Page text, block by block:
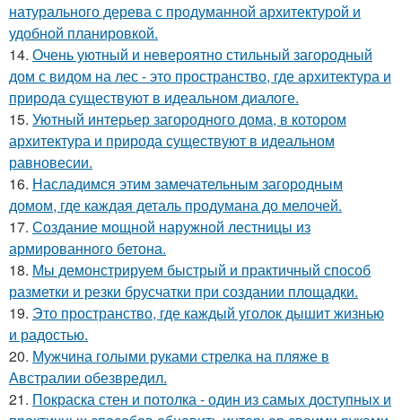
натурального дерева с продуманной архитектурой и
удобной планировкой.
14. Очень уютный и невероятно стильный загородный
дом с видом на лес - это пространство, где архитектура и
природа существуют в идеальном диалоге.
15. Уютный интерьер загородного дома, в котором
архитектура и природа существуют в идеальном
равновесии.
16. Насладимся этим замечательным загородным
домом, где каждая деталь продумана до мелочей.
17. Создание мощной наружной лестницы из
армированного бетона.
18. Мы демонстрируем быстрый и практичный способ
разметки и резки брусчатки при создании площадки.
19. Это пространство, где каждый уголок дышит жизнью
и радостью.
20. Мужчина голыми руками стрелка на пляже в
Австралии обезвредил.
21. Покраска стен и потолка - один из самых доступных и